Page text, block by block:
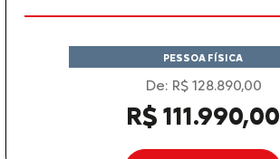
PESSOA FÍSICA
De: R$ 128.890,00
R$ 111.990,00